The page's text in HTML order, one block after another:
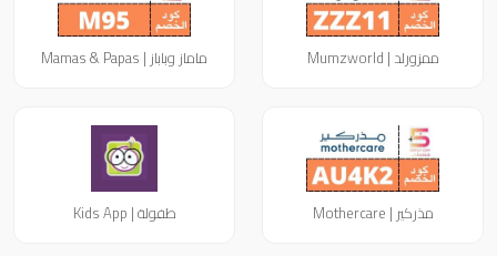
ممزورلد | Mumzworld ماماز وباباز | Mamas & Papas
مذركير | Mothercare طفولة | Kids App